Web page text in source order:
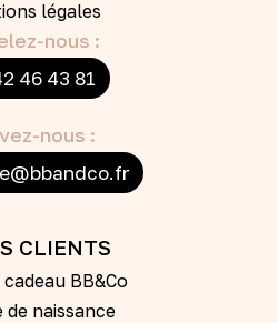
légales
nous :
46 43 81
nous :
CLIENTS
BB&Co
de naissance